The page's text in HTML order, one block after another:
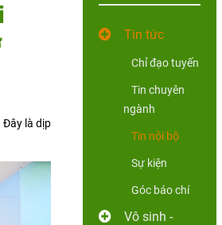
Đây là dịp
Tin tức
Chỉ đạo tuyến
Tin chuyên
ngành
Tin nội bộ
Sự kiện
Góc báo chí
Vô sinh -